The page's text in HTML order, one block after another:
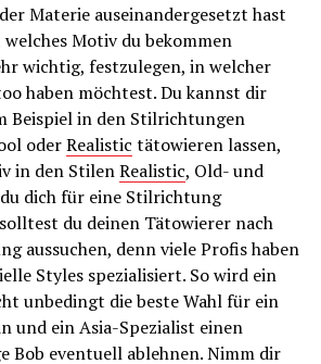
Materie auseinandergesetzt hast
Motiv du bekommen
wichtig, festzulegen, in welcher
haben möchtest. Du kannst dir
Beispiel in den Stilrichtungen
oderRealistic tätowieren lassen,
in den StilenRealistic, Old- und
dich für eine Stilrichtung
du deinen Tätowierer nach
aussuchen, denn viele Profis haben
Styles spezialisiert. So wird ein
unbedingt die beste Wahl für ein
und ein Asia-Spezialist einen
Bob eventuell ablehnen. Nimm dir